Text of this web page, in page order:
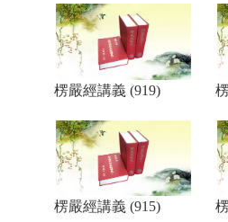
楞嚴經講義 (919)
楞嚴經講義 (915)